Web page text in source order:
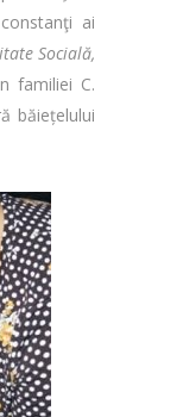
ai
Socială,
familiei C.
băiețelului